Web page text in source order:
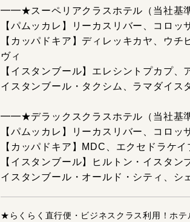
━━★スーペリアクラスホテル（当社
【パムッカレ】リーカスリバー、コロ
【カッパドキア】ディレッキカヤ、ウ
ヴィ
【イスタンブール】エレシントプカプ
イスタンブール・タクシム、ラマダイス
━━★デラックスクラスホテル（当社
【パムッカレ】リーカスリバー、コロ
【カッパドキア】MDC、エクセドラケ
【イスタンブール】ヒルトン・イスタ
イスタンブール・オールド・シティ、シ
★らくらく直行便・ビジネスクラス利用！ホテ